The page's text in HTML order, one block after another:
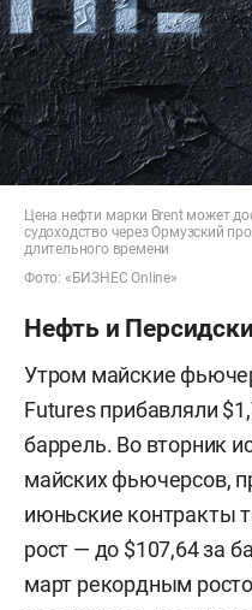
Цена нефти марки Brent может
судоходство через Ормузский
длительного времени
Фото: «БИЗНЕС Online»
Нефть и
Утром майские
Futures прибавляли
баррель. Во вторник
майских фьючерсов,
июньские контракты
рост — до $107,64 за
март рекордным